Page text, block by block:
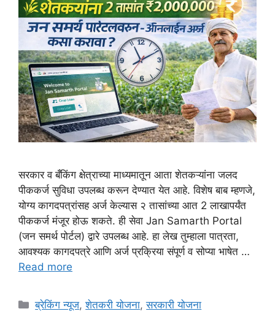
सरकार व बँकिंग क्षेत्राच्या माध्यमातून आता शेतकऱ्यांना जलद
पीककर्ज सुविधा उपलब्ध करून देण्यात येत आहे. विशेष बाब म्हणजे,
योग्य कागदपत्रांसह अर्ज केल्यास २ तासांच्या आत 2 लाखापर्यंत
पीककर्ज मंजूर होऊ शकते. ही सेवा Jan Samarth Portal
(जन समर्थ पोर्टल) द्वारे उपलब्ध आहे. हा लेख तुम्हाला पात्रता,
आवश्यक कागदपत्रे आणि अर्ज प्रक्रिया संपूर्ण व सोप्या भाषेत …
Read more
Categories
ब्रेकिंग न्यूज,शेतकरी योजना,सरकारी योजना